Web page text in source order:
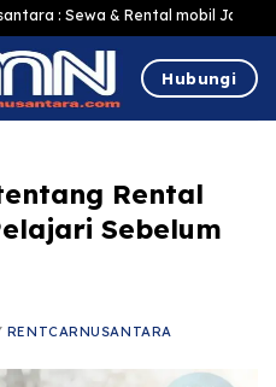
& Rental mobil Jakarta
Hubungi
Rental
Sebelum
RENTCARNUSANTARA